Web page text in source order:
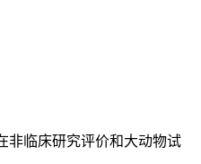
非临床研究评价和大动物试